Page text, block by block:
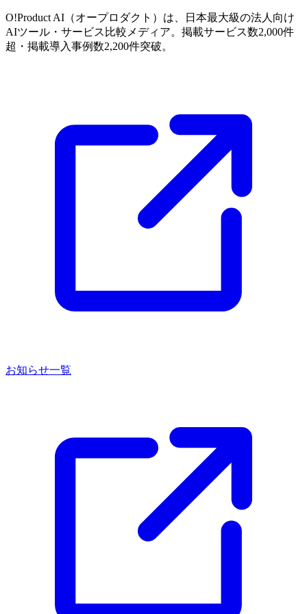
O!Product AI（オープロダクト）は、日本最大級の法人向け
AIツール・サービス比較メディア。掲載サービス数2,000件
超・掲載導入事例数2,200件突破。
お知らせ一覧